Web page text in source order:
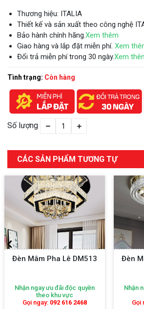
Thương hiệu: ITALIA
Thiết kế và sản xuất theo công nghệ
Bảo hành chính hãng.Xem thêm
Giao hàng và lắp đặt miễn phí. Xem
Đổi trả miễn phí trong 30 ngày.Xem
Tình trạng: Còn hàng
Số lượng
CÁC SẢN PHẨM TƯƠNG TỰ
Đèn Mâm Pha Lê DM513
Nhận ngay ưu đãi độc quyền
theo khu vực
Gọi ngay: 092 616 2468
Đèn
Nhận
Gọi